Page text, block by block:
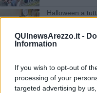
QUInewsArezzo.it -
Information
If you wish to opt-out of
processing of your
targeted advertising by
Halloween a
Stabilimento
A Casa